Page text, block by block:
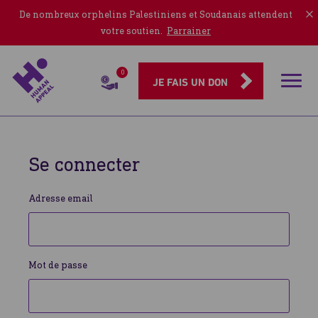
De nombreux orphelins Palestiniens et Soudanais attendent
votre soutien. Parrainer
0
JE FAIS UN DON
Se connecter
Adresse email
Mot de passe